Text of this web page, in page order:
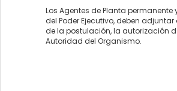
Los Agentes de Planta permanente
del Poder Ejecutivo, deben
de la postulación, la autorización
Autoridad del Organismo.